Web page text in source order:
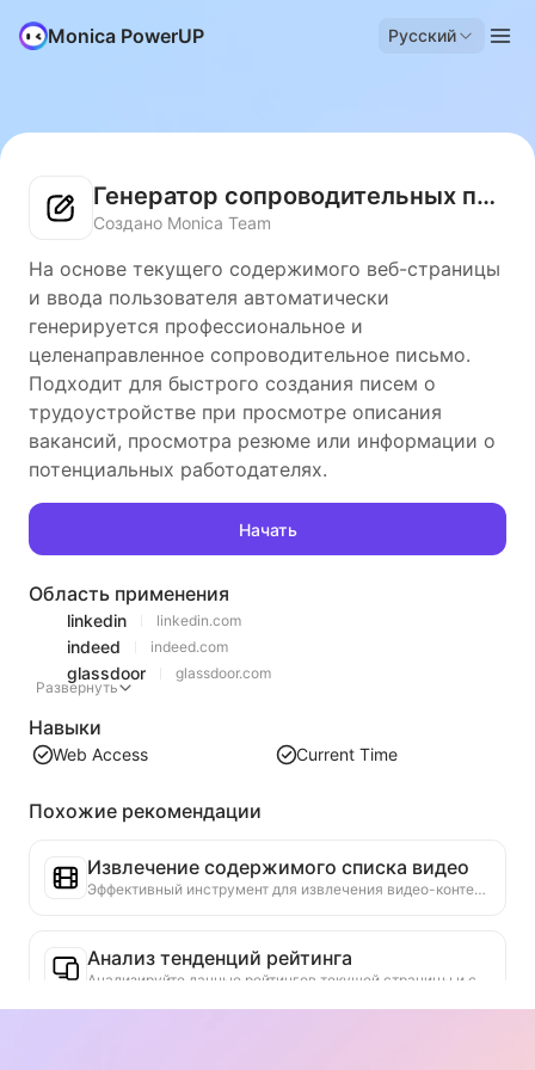
Monica PowerUP Русский
Генератор сопроводительных писем
Создано Monica Team
На основе текущего содержимого веб-страницы
и ввода пользователя автоматически
генерируется профессиональное и
целенаправленное сопроводительное письмо.
Подходит для быстрого создания писем о
трудоустройстве при просмотре описания
вакансий, просмотра резюме или информации о
потенциальных работодателях.
Начать
Область применения
linkedin linkedin.com
indeed indeed.com
glassdoor
glassdoor.com
Развернуть
Навыки
Web Access Current Time
Похожие рекомендации
Извлечение содержимого списка видео
Эффективный инструмент для извлечения видео-контента с веб-страниц, который может быстро сканировать страницы и организовывать информацию о видео в структурированную таблицу Markdown.
Анализ тенденций рейтинга